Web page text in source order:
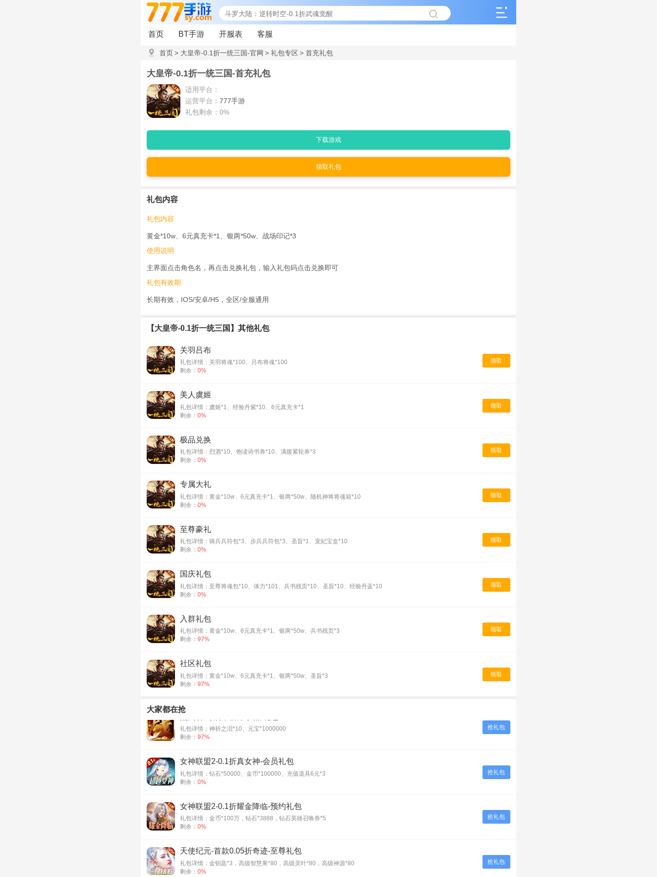
首页 BT手游 开服表 客服
首页> 大皇帝-0.1折一统三国-官网 > 礼包专区 > 首充礼包
大皇帝-0.1折一统三国-首充礼包
适用平台：
运营平台： 777手游
礼包剩余：0%
下载游戏
领取礼包
礼包内容
礼包内容
黄金*10w、6元真充卡*1、银两*50w、战场印记*3
使用说明
主界面点击角色名，再点击兑换礼包，输入礼包码点击兑换即可
礼包有效期
长期有效，IOS/安卓/H5，全区/全服通用
【大皇帝-0.1折一统三国】其他礼包
领取
关羽吕布
礼包详情：关羽将魂*100、吕布将魂*100
剩余： 0%
领取
美人虞姬
礼包详情：虞姬*1、经验丹紫*10、6元真充卡*1
剩余： 0%
领取
极品兑换
礼包详情：烈酒*10、饱读诗书券*10、满腹紧轮券*3
剩余： 0%
领取
专属大礼
礼包详情：黄金*10w、6元真充卡*1、银两*50w、随机神将将魂箱*10
剩余： 0%
领取
至尊豪礼
礼包详情：骑兵兵符包*3、步兵兵符包*3、圣旨*1、宠妃宝盒*10
剩余： 0%
领取
国庆礼包
礼包详情：至尊将魂包*10、体力*101、兵书残页*10、圣旨*10、经验丹蓝*10
剩余： 0%
领取
入群礼包
礼包详情：黄金*10w、6元真充卡*1、银两*50w、兵书残页*3
剩余： 97%
领取
社区礼包
礼包详情：黄金*10w、6元真充卡*1、银两*50w、圣旨*3
剩余： 97%
大家都在抢
抢礼包
礼包详情：神祈之泪*10、元宝*1000000
剩余： 97%
抢礼包
女神联盟2-0.1折真女神-会员礼包
礼包详情：钻石*50000、金币*100000、充值道具6元*3
剩余： 0%
抢礼包
女神联盟2-0.1折耀金降临-预约礼包
礼包详情：金币*100万，钻石*3888，钻石英雄召唤券*5
剩余： 0%
抢礼包
天使纪元-首款0.05折奇迹-至尊礼包
礼包详情：金钥匙*3，高级智慧果*80，高级灵叶*80，高级神源*80
剩余： 0%